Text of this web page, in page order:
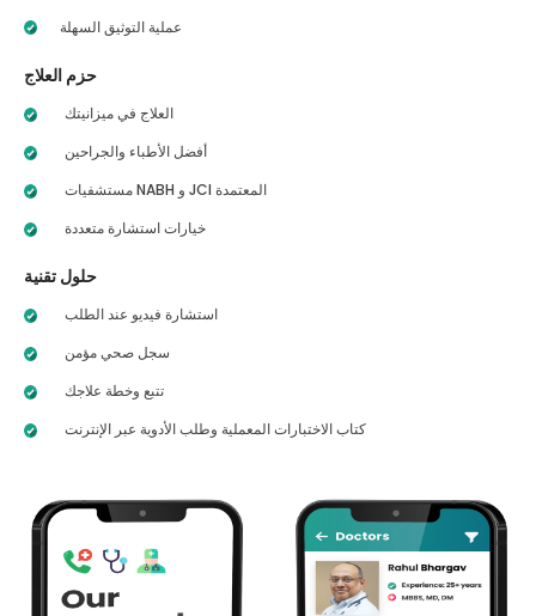
عملية التوثيق السهلة
حزم العلاج
العلاج في ميزانيتك
أفضل الأطباء والجراحين
مستشفيات NABH و JCI المعتمدة
خيارات استشارة متعددة
حلول تقنية
استشارة فيديو عند الطلب
سجل صحي مؤمن
تتبع وخطة علاجك
كتاب الاختبارات المعملية وطلب الأدوية عبر الإنترنت